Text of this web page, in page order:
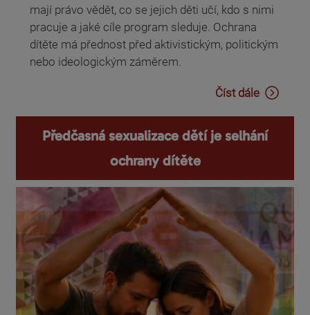
mají právo vědět, co se jejich děti učí, kdo s nimi
pracuje a jaké cíle program sleduje. Ochrana
dítěte má přednost před aktivistickým, politickým
nebo ideologickým záměrem.
Číst dále
Předčasná sexualizace dětí je selhání
ochrany dítěte